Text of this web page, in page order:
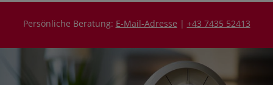
Persönliche Beratung: E-Mail-Adresse | +43 7435 52413